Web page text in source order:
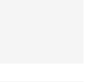
试、纹波测试功
率扫描、对数频